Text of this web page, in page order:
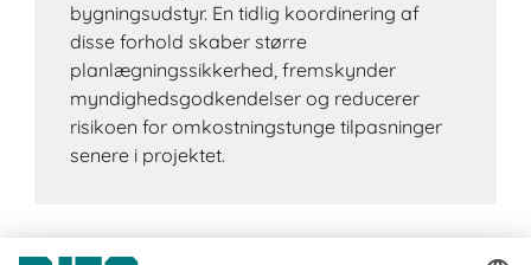
bygningsudstyr. En tidlig koordinering af
disse forhold skaber større
planlægningssikkerhed, fremskynder
myndighedsgodkendelser og reducerer
risikoen for omkostningstunge tilpasninger
senere i projektet.